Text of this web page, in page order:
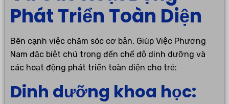
Phát Triển Toàn Diện
Bên cạnh việc chăm sóc cơ bản, Giúp Việc Phương
Nam đặc biệt chú trọng đến chế độ dinh dưỡng và
các hoạt động phát triển toàn diện cho trẻ:
Dinh dưỡng khoa học: